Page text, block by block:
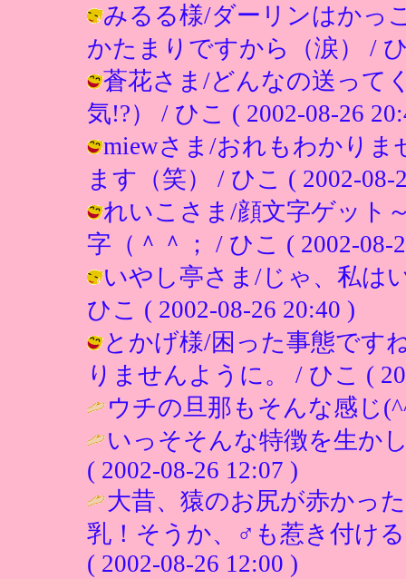
みるる様/ダーリンはかっ
かたまりですから（涙） /
蒼花さま/どんなの送って
気!?） / ひこ ( 2002-08-26
miewさま/おれもわかりま
ます（笑） / ひこ ( 2002-08-
れいこさま/顔文字ゲット
字（＾＾； / ひこ ( 2002-08-
いやし亭さま/じゃ、私は
ひこ ( 2002-08-26 20:40 )
とかげ様/困った事態です
りませんように。 / ひこ (
ウチの旦那もそんな感じ
いっそそんな特徴を生か
( 2002-08-26 12:07 )
大昔、猿のお尻が赤かっ
乳！そうか、♂も惹き付け
( 2002-08-26 12:00 )